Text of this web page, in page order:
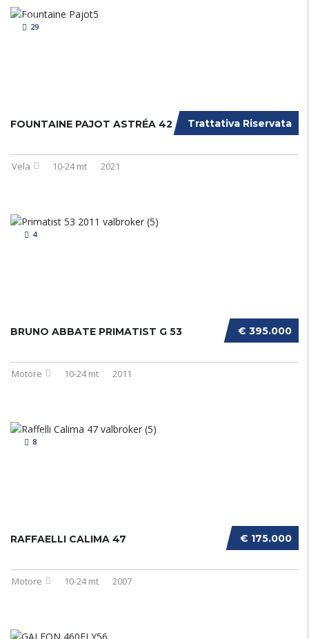
29
Trattativa Riservata
FOUNTAINE PAJOT ASTRÉA 42
Vela 10-24 mt 2021
4
€ 395.000
BRUNO ABBATE PRIMATIST G 53
Motore 10-24 mt 2011
8
€ 175.000
RAFFAELLI CALIMA 47
Motore 10-24 mt 2007